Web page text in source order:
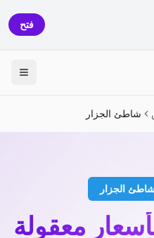
فتح
شاطئ الجزار
الجزار
معقولة